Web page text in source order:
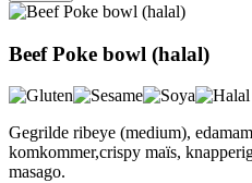
Beef Poke bowl (halal)
Gegrilde ribeye (medium),
komkommer,crispy maïs,
masago.